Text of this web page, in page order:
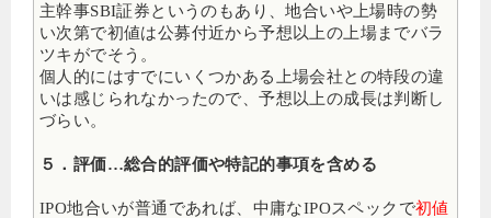
主幹事SBI証券というのもあり、地合いや上場時の勢
い次第で初値は公募付近から予想以上の上場までバラ
ツキがでそう。
個人的にはすでにいくつかある上場会社との特段の違
いは感じられなかったので、予想以上の成長は判断し
づらい。
５．評価…総合的評価や特記的事項を含める
IPO地合いが普通であれば、中庸なIPOスペックで初値